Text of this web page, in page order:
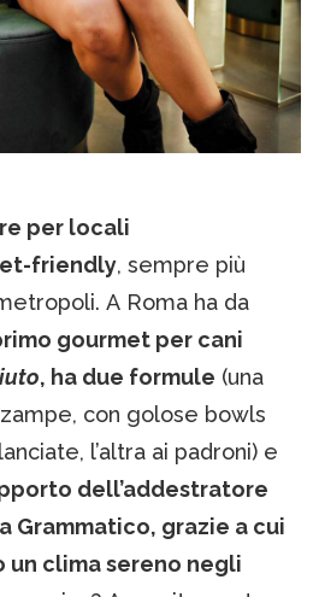
per locali
friendly, sempre più
A Roma ha da
gourmet per cani
, ha due formule (una
con golose bowls
l’altra ai padroni) e
dell’addestratore
Grammatico, grazie a cui
un clima sereno negli